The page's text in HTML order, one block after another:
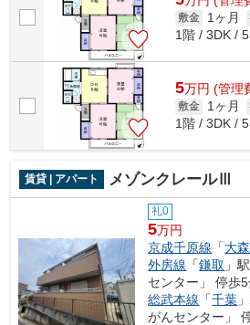
敷金 1ヶ月
1階 / 3DK /
5万円 (管理
敷金 1ヶ月
1階 / 3DK /
賃貸 | アパート メゾンクレールⅢ
礼0
5万円
京成千原線 「大
外房線 「鎌取 」
センター」 停歩
総武本線 「千葉
がんセンター」